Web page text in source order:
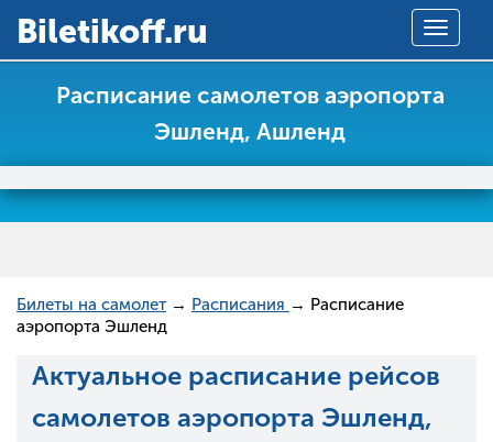
Toggle
Вiletikoff.ru
Расписание самолетов аэропорта
Эшленд, Ашленд
Билеты на самолет → Расписания → Расписание
аэропорта Эшленд
Актуальное расписание рейсов
самолетов аэропорта Эшленд,